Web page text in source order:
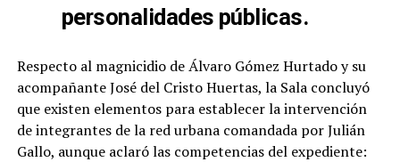
personalidades públicas.
Respecto al magnicidio de Álvaro Gómez Hurtado y su
acompañante José del Cristo Huertas, la Sala concluyó
que existen elementos para establecer la intervención
de integrantes de la red urbana comandada por Julián
Gallo, aunque aclaró las competencias del expediente: